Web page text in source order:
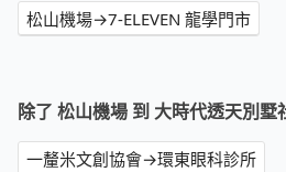
松山機場→7-ELEVEN 龍學門市
除了 松山機場 到 大時代透天別
一釐米文創協會→環東眼科診所